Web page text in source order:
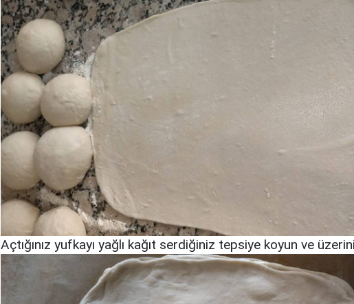
Açtığınız yufkayı yağlı kağıt serdiğiniz tepsiye koyun ve